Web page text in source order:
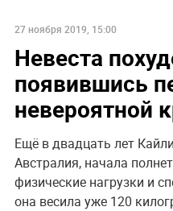
27 ноября 2019, 15:00
Невеста
появившись
невероятной
Ещё в двадцать лет
Австралия, начала
физические нагрузки и
она весила уже 120